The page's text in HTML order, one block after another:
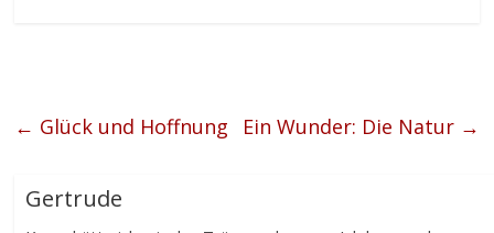
← Glück und Hoffnung Ein Wunder: Die Natur →
Gertrude